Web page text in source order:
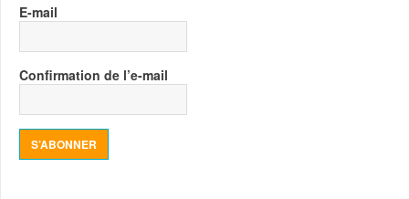
E-mail
Confirmation de l’e-mail
S’ABONNER